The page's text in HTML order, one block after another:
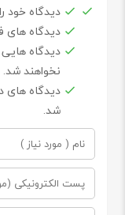
دیدگاه خود
دیدگاه های
دیدگاه
نخواهند شد.
دیدگاه های
شد.